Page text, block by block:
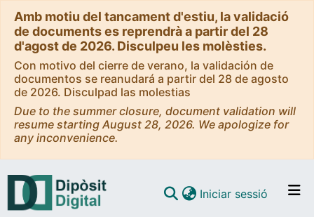
Amb motiu del tancament d'estiu, la validació
de documents es reprendrà a partir del 28
d'agost de 2026. Disculpeu les molèsties.
Con motivo del cierre de verano, la validación de
documentos se reanudará a partir del 28 de agosto
de 2026. Disculpad las molestias
Due to the summer closure, document validation will
resume starting August 28, 2026. We apologize for
any inconvenience.
Iniciar sessió (current)